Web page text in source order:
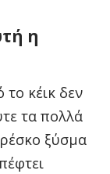
η
το κέικ δεν
τα πολλά
ξύσμα